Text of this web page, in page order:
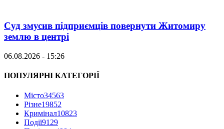
Суд змусив підприємців повернути Житомиру
землю в центрі
06.08.2026 - 15:26
ПОПУЛЯРНІ КАТЕГОРІЇ
Місто34563
Різне19852
Кримінал10823
Події9129